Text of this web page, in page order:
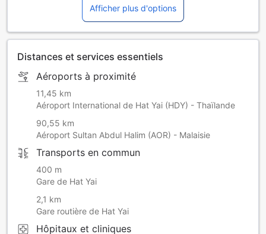
Afficher plus d'options
Distances et services essentiels
Aéroports à proximité
11,45 km
Aéroport International de Hat Yai (HDY) - Thaïlande
90,55 km
Aéroport Sultan Abdul Halim (AOR) - Malaisie
Transports en commun
400 m
Gare de Hat Yai
2,1 km
Gare routière de Hat Yai
Hôpitaux et cliniques